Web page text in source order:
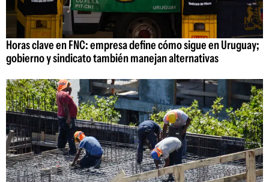
Horas clave en FNC: empresa define cómo sigue en Uruguay;
gobierno y sindicato también manejan alternativas